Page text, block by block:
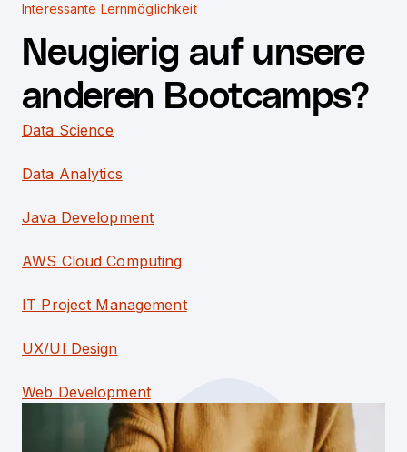
Interessante Lernmöglichkeit
Neugierig auf unsere
anderen Bootcamps?
Data Science
Data Analytics
Java Development
AWS Cloud Computing
IT Project Management
UX/UI Design
Web Development